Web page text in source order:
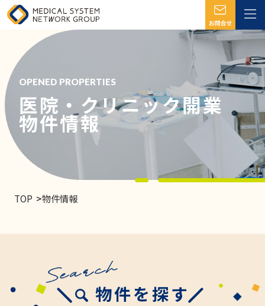
OPENED PROPERTIES
医院・クリニック開業
物件情報
TOP 物件情報
物件を探す